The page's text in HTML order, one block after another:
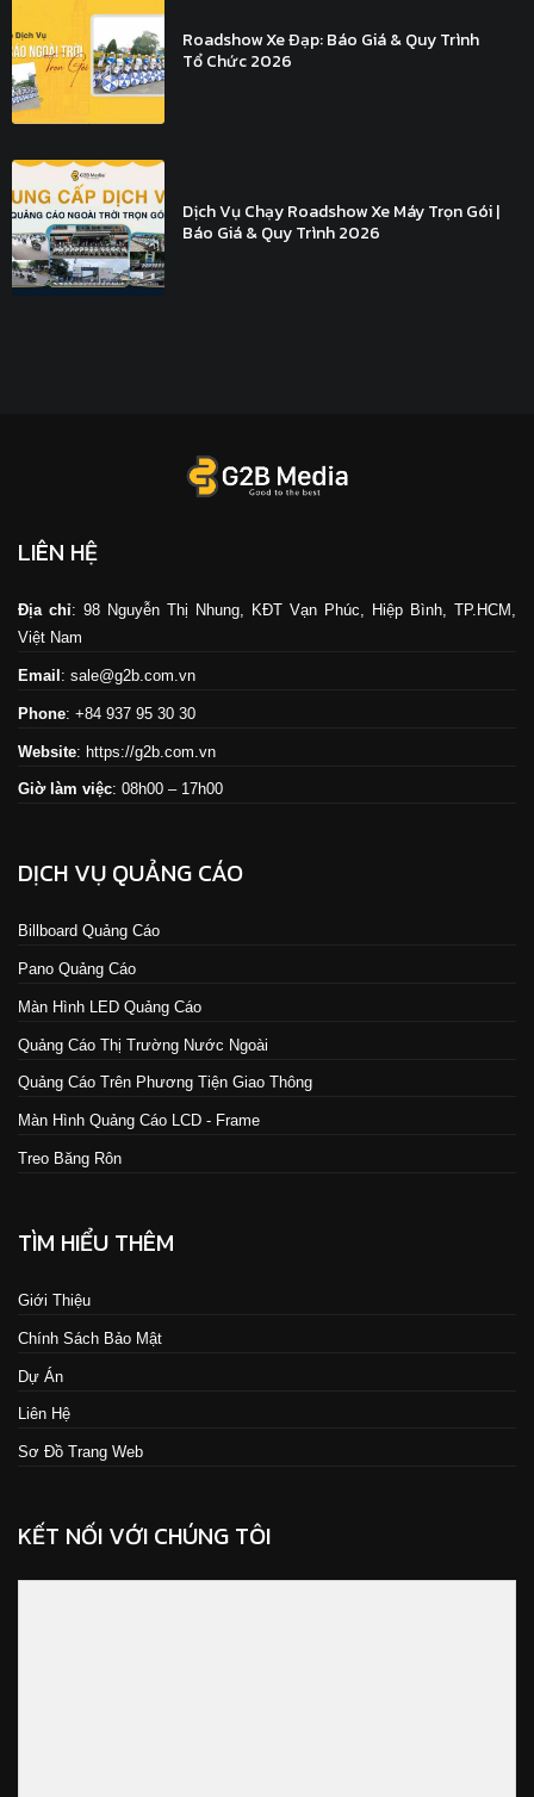
Roadshow Xe Đạp: Báo Giá & Quy Trình
Tổ Chức 2026
Dịch Vụ Chạy Roadshow Xe Máy Trọn Gói |
Báo Giá & Quy Trình 2026
LIÊN HỆ
Địa chỉ: 98 Nguyễn Thị Nhung, KĐT Vạn Phúc, Hiệp Bình, TP.HCM,
Việt Nam
Email : sale@g2b.com.vn
Phone: +84 937 95 30 30
Website: https://g2b.com.vn
Giờ làm việc: 08h00 – 17h00
DỊCH VỤ QUẢNG CÁO
Billboard Quảng Cáo
Pano Quảng Cáo
Màn Hình LED Quảng Cáo
Quảng Cáo Thị Trường Nước Ngoài
Quảng Cáo Trên Phương Tiện Giao Thông
Màn Hình Quảng Cáo LCD - Frame
Treo Băng Rôn
TÌM HIỂU THÊM
Giới Thiệu
Chính Sách Bảo Mật
Dự Án
Liên Hệ
Sơ Đồ Trang Web
KẾT NỐI VỚI CHÚNG TÔI